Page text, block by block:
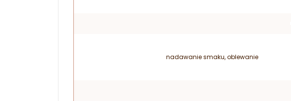
nadawanie smaku, oblewanie